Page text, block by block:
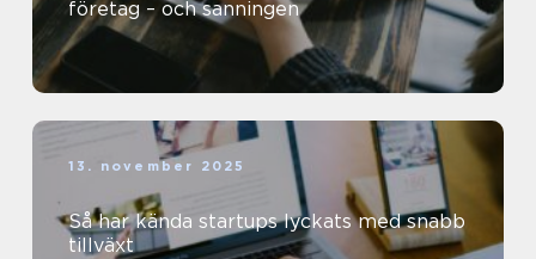
företag – och sanningen
13. november 2025
Så har kända startups lyckats med snabb
tillväxt